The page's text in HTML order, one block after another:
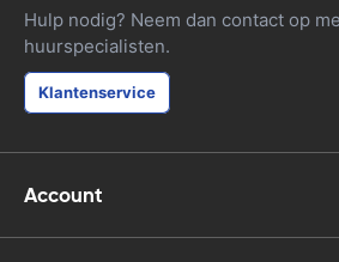
Hulp nodig? Neem dan contact op
huurspecialisten.
Klantenservice
Account